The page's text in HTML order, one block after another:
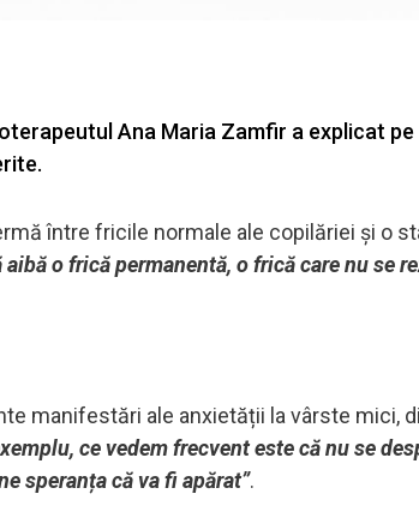
Ana Maria Zamfir a explicat pe
între fricile normale ale copilăriei și o
o frică permanentă, o frică care nu se
manifestări ale anxietății la vârste mici,
ce vedem frecvent este că nu se
speranța că va fi apărat”.